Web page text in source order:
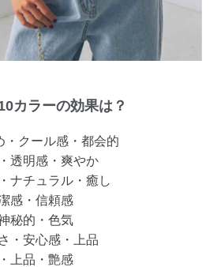
カラーの効果は？
クール感・都会的
透明感・爽やか
ナチュラル・癒し
感・信頼感
秘的・色気
・安心感・上品
上品・艶感